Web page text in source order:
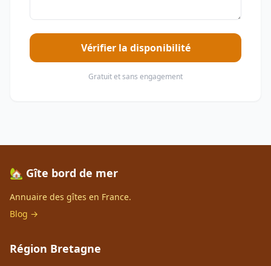
Vérifier la disponibilité
Gratuit et sans engagement
🏡 Gîte bord de mer
Annuaire des gîtes en France.
Blog →
Région Bretagne